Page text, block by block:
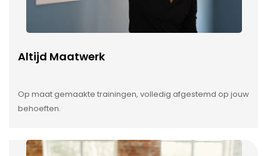
Altijd Maatwerk
Op maat gemaakte trainingen, volledig afgestemd op jouw
behoeften.